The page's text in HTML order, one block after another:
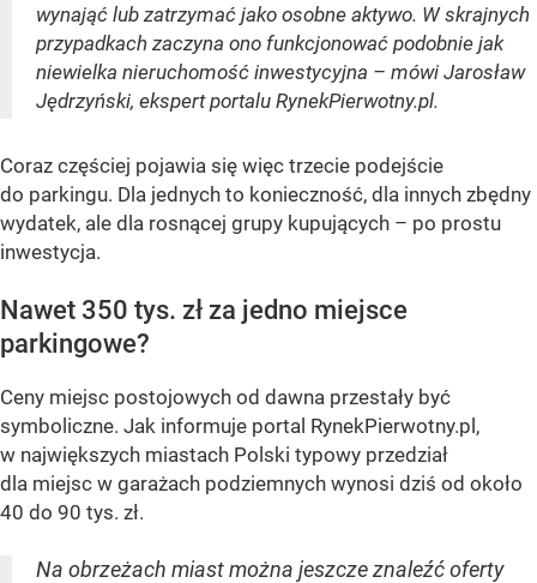
wynająć lub zatrzymać jako osobne aktywo. W skrajnych
przypadkach zaczyna ono funkcjonować podobnie jak
niewielka nieruchomość inwestycyjna – mówi Jarosław
Jędrzyński, ekspert portalu RynekPierwotny.pl.
Coraz częściej pojawia się więc trzecie podejście
do parkingu. Dla jednych to konieczność, dla innych zbędny
wydatek, ale dla rosnącej grupy kupujących – po prostu
inwestycja.
Nawet 350 tys. zł za jedno miejsce
parkingowe?
Ceny miejsc postojowych od dawna przestały być
symboliczne. Jak informuje portal RynekPierwotny.pl,
w największych miastach Polski typowy przedział
dla miejsc w garażach podziemnych wynosi dziś od około
40 do 90 tys. zł.
Na obrzeżach miast można jeszcze znaleźć oferty